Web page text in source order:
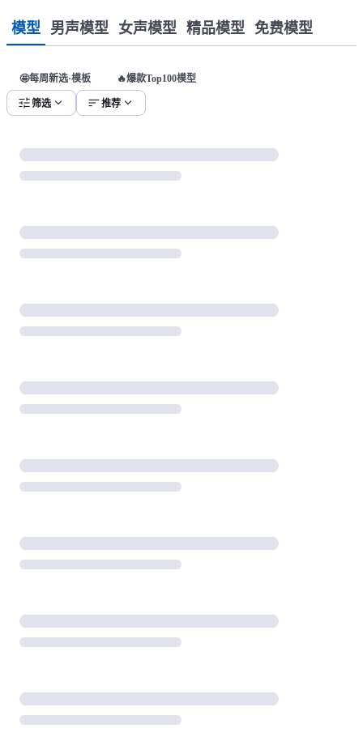
模型 男声模型 女声模型 精品模型 免费模型
🤩每周新选·模板 🔥爆款Top100模型
tune筛选 expand_more sort推荐 expand_more